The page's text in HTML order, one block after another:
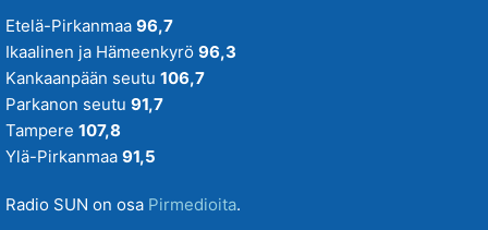
Etelä-Pirkanmaa 96,7
Ikaalinen ja Hämeenkyrö 96,3
Kankaanpään seutu 106,7
Parkanon seutu 91,7
Tampere 107,8
Ylä-Pirkanmaa 91,5
Radio SUN on osa Pirmedioita.